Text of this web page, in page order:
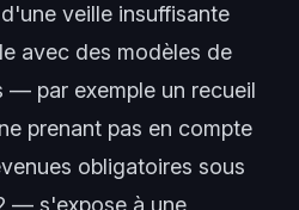
veille insuffisante
avec des modèles de
— par exemple un recueil
prenant pas en compte
obligatoires sous
— s'expose à une